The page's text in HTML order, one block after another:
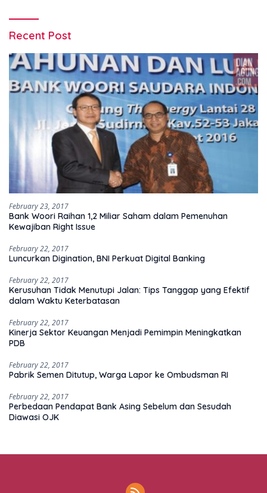
Recent Post
February 23, 2017
Bank Woori Raihan 1,2 Miliar Saham dalam Pemenuhan
Kewajiban Right Issue
February 22, 2017
Luncurkan Digination, BNI Perkuat Digital Banking
February 22, 2017
Kerusuhan Tidak Menutupi Jalan: Tips Tanggap yang Efektif
dalam Waktu Keterbatasan
February 22, 2017
Kinerja Sektor Keuangan Menjadi Pemimpin Meningkatkan
PDB
February 22, 2017
Pabrik Semen Ditutup, Warga Lapor ke Ombudsman RI
February 22, 2017
Perbedaan Pendapat Bank Asing Sebelum dan Sesudah
Diawasi OJK